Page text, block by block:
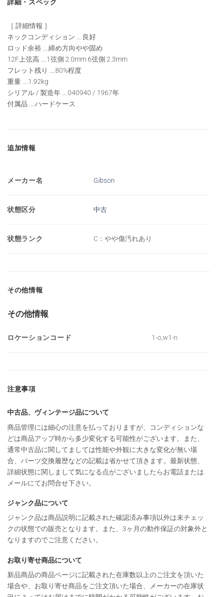
詳細・スペック
［ 詳細情報 ］
ネックコンディション ….良好
ロッド余裕 ….締め方向やや固め
12F上弦高 ….1弦側 2.0mm 6弦側 2.3mm
フレット残り ….80%程度
重量 ….1.92kg
シリアル / 製造年 ….040940 / 1967年
付属品 ….ハードケース
追加情報
メーカー名 Gibson
状態区分 中古
状態ランク C：やや傷汚れあり
その他情報
その他情報
ロケーションコード 1-o,w1-n
注意事項
中古品、ヴィンテージ品について
商品管理には細心の注意を払っておりますが、コンディションな
どは商品アップ時から多少変化する可能性がございます。また、
通常中古品に関してましては性能や外観に大きな変化が無い場
合、パーツ交換履歴などの記載は省かせて頂きます。最新状態、
詳細状態に関しまして気になる点がございましたらお電話または
メールにてお問合せ下さい。
ジャンク品について
ジャンク品は商品説明に記載された確認済み事項以外は未チェッ
クの状態での販売となります。また、3ヶ月の動作保証の対象外と
なりますのでご注意ください。
お取り寄せ商品について
新品商品の商品ページに記載された在庫数以上のご注文を頂いた
場合や、お取り寄せ商品をご注文頂いた場合、メーカーの在庫状